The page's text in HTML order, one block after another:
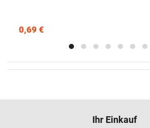
0,69 €
Ihr Einkauf